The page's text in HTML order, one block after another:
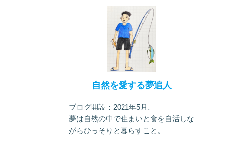
自然を愛する夢追人
ブログ開設：2021年5月。
夢は自然の中で住まいと食を自活しな
がらひっそりと暮らすこと。